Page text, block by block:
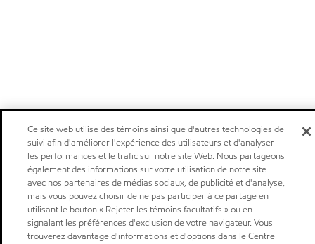
Ce site web utilise des témoins ainsi que d'autres technologies de
suivi afin d'améliorer l'expérience des utilisateurs et d'analyser
les performances et le trafic sur notre site Web. Nous partageons
également des informations sur votre utilisation de notre site
avec nos partenaires de médias sociaux, de publicité et d'analyse,
mais vous pouvez choisir de ne pas participer à ce partage en
utilisant le bouton « Rejeter les témoins facultatifs » ou en
signalant les préférences d'exclusion de votre navigateur. Vous
trouverez davantage d'informations et d'options dans le Centre